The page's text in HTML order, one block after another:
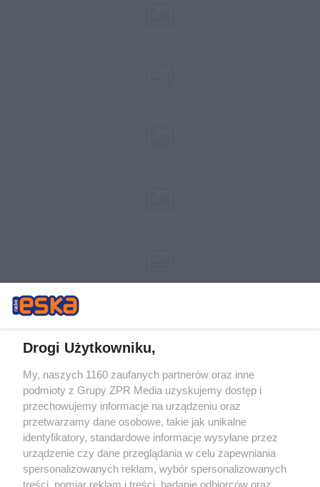
Żaden utwór zamieszczony w serwisie nie może być powielany i
rozpowszechniany lub dalej rozpowszechniany w jakikolwiek sposób (w
tym także elektroniczny lub mechaniczny) na jakimkolwiek polu
eksploatacji w jakiejkolwiek formie, włącznie z umieszczaniem w
Internecie bez pisemnej zgody właściciela praw. Jakiekolwiek użycie lub
wykorzystanie utworów w całości lub w części z naruszeniem prawa,
tzn. bez właściwej zgody, jest zabronione pod groźbą kary i może być
ścigane prawnie.
Drogi Użytkowniku,
My, naszych 1160 zaufanych partnerów oraz inne
podmioty z Grupy ZPR Media uzyskujemy dostęp i
przechowujemy informacje na urządzeniu oraz
przetwarzamy dane osobowe, takie jak unikalne
identyfikatory, standardowe informacje wysyłane przez
urządzenie czy dane przeglądania w celu zapewniania
spersonalizowanych reklam, wybór spersonalizowanych
treści, pomiar reklam i treści, badanie odbiorców oraz